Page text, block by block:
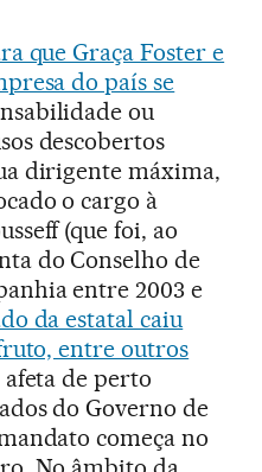
que Graça Foster e
do país se
ou
descobertos
dirigente máxima,
o cargo à
(que foi, ao
do Conselho de
entre 2003 e
da estatal caiu
entre outros
afeta de perto
do Governo de
começa no